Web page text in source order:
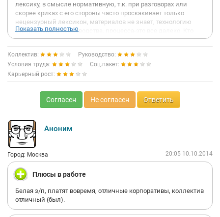
лексику, в смысле нормативную, т.к. при разговорах или
скорее криках с его стороны часто проскакивает только
нецензурный лексикон, материалов не знает, технологию
строительного производства, процесса-это все далеко. Кто
интересно с ним проводил собеседование? Принять на такую
должность можно было только в пьяном угаре. СНИПов, норм
не знает. Иностранцев-так их назовем обманывает. Вместе с
Титенком не выплачивает з/п уже за август 30%, сентябрь,
хотя наряды уже и октябрьские закрыты-что думают люди
будут работать? Да никогда-только присутствовать. Был один
ЧЕЛОВЕК-прораб Чалов и того сожрали, хотя вот он и тянул
все МСУ-его бы на место гл.инж-было бы все и во время. Если
кто увидит из МОРТОНА прислушайтесь к словам и проведите
проверку КРУ своими силами-там бардак-че хотят то творят.
Найдите нормальное руководство. Поговорите просто на
стройке с рабочими, не с ИТР-они ничего не скажут это и
понятно-срежут з/п. Жалко компанию-топят на корню и
причем умело.
Показать полностью
Коллектив:
Руководство:
Условия труда:
Соц.пакет:
Карьерный рост:
Согласен Не согласен Ответить
Аноним
Город: Москва 20:05 10.10.2014
Плюсы в работе
Белая з/п, платят вовремя, отличные корпоративы, коллектив
отличный (был).